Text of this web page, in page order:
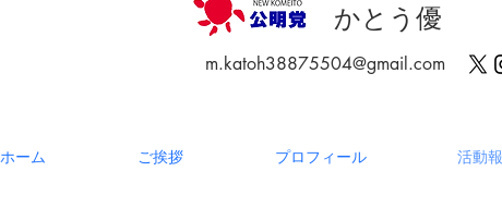
かとう優
m.katoh38875504@gmail.com
ホーム ご挨拶 プロフィール 活動